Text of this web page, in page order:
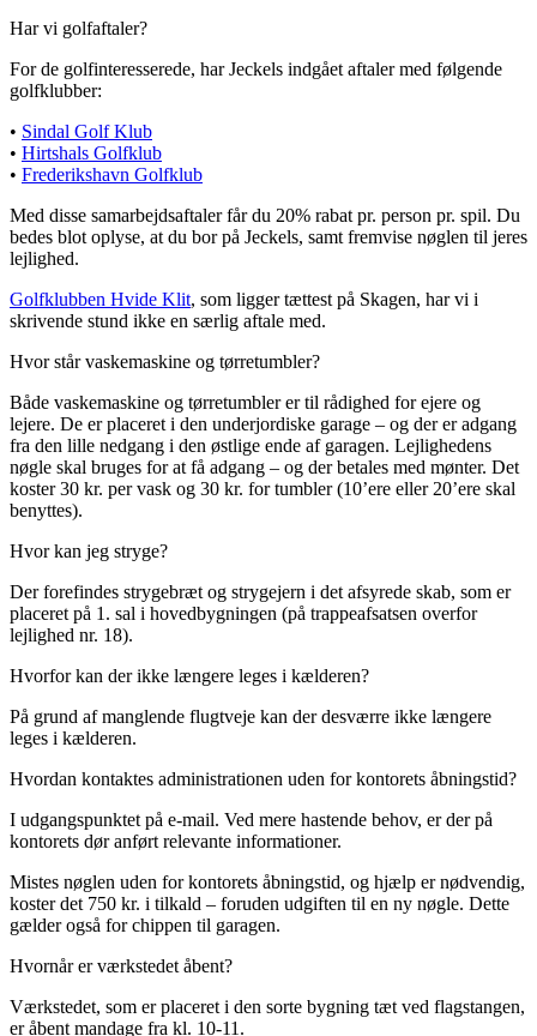
Har vi golfaftaler?
For de golfinteresserede, har Jeckels indgået aftaler med følgende
golfklubber:
• Sindal Golf Klub
• Hirtshals Golfklub
• Frederikshavn Golfklub
Med disse samarbejdsaftaler får du 20% rabat pr. person pr. spil. Du
bedes blot oplyse, at du bor på Jeckels, samt fremvise nøglen til jeres
lejlighed.
Golfklubben Hvide Klit, som ligger tættest på Skagen, har vi i
skrivende stund ikke en særlig aftale med.
Hvor står vaskemaskine og tørretumbler?
Både vaskemaskine og tørretumbler er til rådighed for ejere og
lejere. De er placeret i den underjordiske garage – og der er adgang
fra den lille nedgang i den østlige ende af garagen. Lejlighedens
nøgle skal bruges for at få adgang – og der betales med mønter. Det
koster 30 kr. per vask og 30 kr. for tumbler (10’ere eller 20’ere skal
benyttes).
Hvor kan jeg stryge?
Der forefindes strygebræt og strygejern i det afsyrede skab, som er
placeret på 1. sal i hovedbygningen (på trappeafsatsen overfor
lejlighed nr. 18).
Hvorfor kan der ikke længere leges i kælderen?
På grund af manglende flugtveje kan der desværre ikke længere
leges i kælderen.
Hvordan kontaktes administrationen uden for kontorets åbningstid?
I udgangspunktet på e-mail. Ved mere hastende behov, er der på
kontorets dør anført relevante informationer.
Mistes nøglen uden for kontorets åbningstid, og hjælp er nødvendig,
koster det 750 kr. i tilkald – foruden udgiften til en ny nøgle. Dette
gælder også for chippen til garagen.
Hvornår er værkstedet åbent?
Værkstedet, som er placeret i den sorte bygning tæt ved flagstangen,
er åbent mandage fra kl. 10-11.